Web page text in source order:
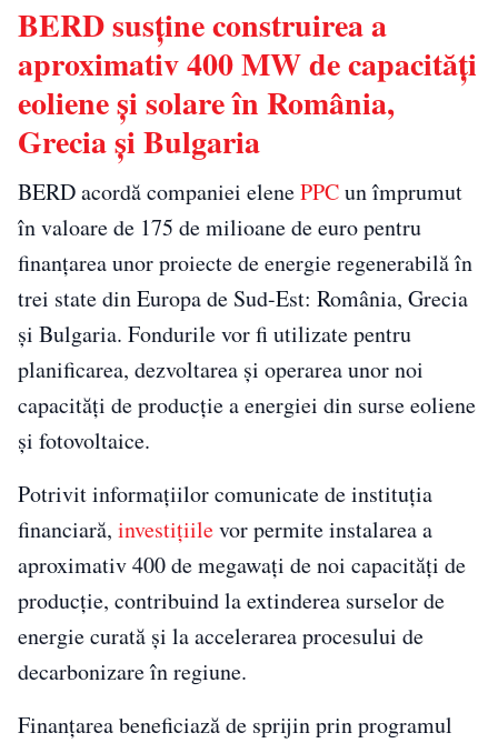
BERD susține construirea a
aproximativ 400 MW de capacități
eoliene și solare în România,
Grecia și Bulgaria
BERD acordă companiei elenePPCun împrumut
în valoare de 175 de milioane de euro pentru
finanțarea unor proiecte de energie regenerabilă în
trei state din Europa de Sud-Est: România, Grecia
și Bulgaria. Fondurile vor fi utilizate pentru
planificarea, dezvoltarea și operarea unor noi
capacități de producție a energiei din surse eoliene
și fotovoltaice.
Potrivit informațiilor comunicate de instituția
financiară, investițiilevor permite instalarea a
aproximativ 400 de megawați de noi capacități de
producție, contribuind la extinderea surselor de
energie curată și la accelerarea procesului de
decarbonizare în regiune.
Finanțarea beneficiază de sprijin prin programul